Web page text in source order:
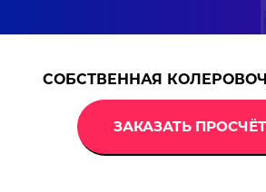
СОБСТВЕННАЯ
ЗАКАЗАТЬ ПРОСЧЁТ